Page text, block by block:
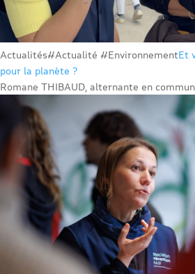
Actualités#Actualité #EnvironnementEt
pour la planète ?
Romane THIBAUD, alternante en